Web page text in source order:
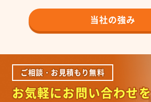
当社の強み
ご相談・お見積もり無料
お気軽にお問い合わせ